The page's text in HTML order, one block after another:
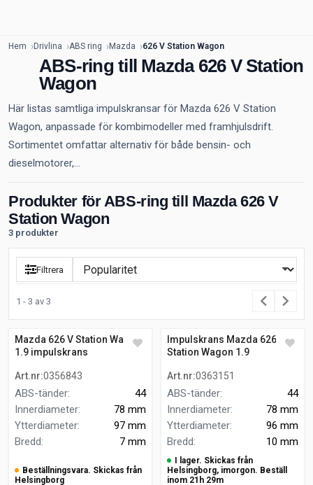
Hem Drivlina ABS ring Mazda 626 V Station Wagon
ABS-ring till Mazda 626 V Station
Wagon
Här listas samtliga impulskransar för Mazda 626 V Station
Wagon, anpassade för kombimodeller med framhjulsdrift.
Sortimentet omfattar alternativ för både bensin- och
dieselmotorer,...
Produkter för ABS-ring till Mazda 626 V
Station Wagon
3 produkter
Filtrera
1 - 3 av 3
Mazda 626 V Station Wagon
1.9 impulskrans
Art.nr:0356843
ABS-tänder:
44
Innerdiameter:
78 mm
Ytterdiameter:
97 mm
Bredd: 7 mm
Beställningsvara. Skickas från
Helsingborg
Impulskrans Mazda 626 V
Station Wagon 1.9
Art.nr:0363151
ABS-tänder:
44
Innerdiameter:
78 mm
Ytterdiameter:
96 mm
Bredd: 10 mm
I lager. Skickas från
Helsingborg, imorgon. Beställ
inom 21h 29m